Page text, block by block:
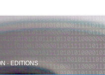
· EDITIONS